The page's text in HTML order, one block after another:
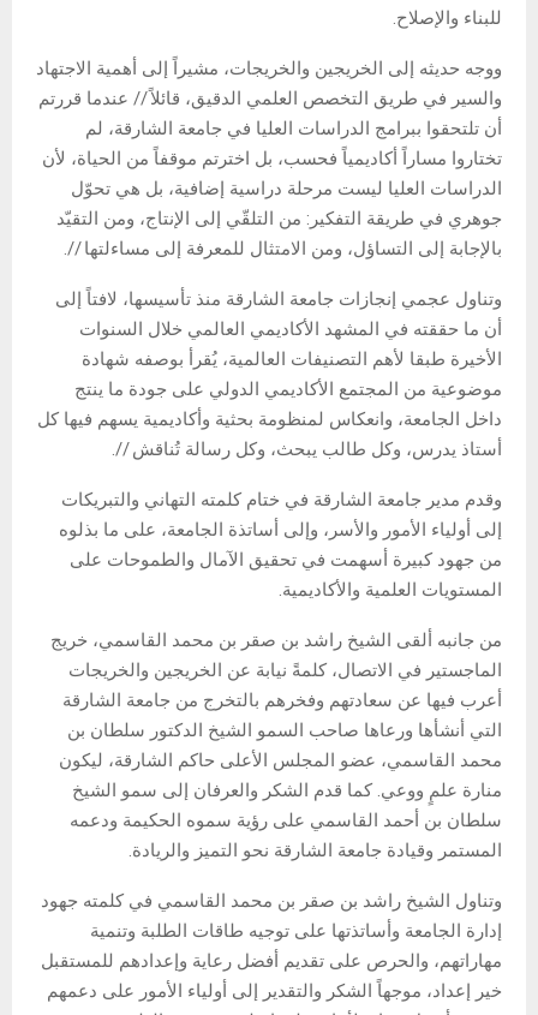
للبناء والإصلاح.
ووجه حديثه إلى الخريجين والخريجات، مشيراً إلى أهمية الاجتهاد
والسير في طريق التخصص العلمي الدقيق، قائلاً // عندما قررتم
أن تلتحقوا ببرامج الدراسات العليا في جامعة الشارقة، لم
تختاروا مساراً أكاديمياً فحسب، بل اخترتم موقفاً من الحياة، لأن
الدراسات العليا ليست مرحلة دراسية إضافية، بل هي تحوّل
جوهري في طريقة التفكير: من التلقّي إلى الإنتاج، ومن التقيّد
بالإجابة إلى التساؤل، ومن الامتثال للمعرفة إلى مساءلتها //.
وتناول عجمي إنجازات جامعة الشارقة منذ تأسيسها، لافتاً إلى
أن ما حققته في المشهد الأكاديمي العالمي خلال السنوات
الأخيرة طبقا لأهم التصنيفات العالمية، يُقرأ بوصفه شهادة
موضوعية من المجتمع الأكاديمي الدولي على جودة ما ينتج
داخل الجامعة، وانعكاس لمنظومة بحثية وأكاديمية يسهم فيها كل
أستاذ يدرس، وكل طالب يبحث، وكل رسالة تُناقش //.
وقدم مدير جامعة الشارقة في ختام كلمته التهاني والتبريكات
إلى أولياء الأمور والأسر، وإلى أساتذة الجامعة، على ما بذلوه
من جهود كبيرة أسهمت في تحقيق الآمال والطموحات على
المستويات العلمية والأكاديمية.
من جانبه ألقى الشيخ راشد بن صقر بن محمد القاسمي، خريج
الماجستير في الاتصال، كلمةً نيابة عن الخريجين والخريجات
أعرب فيها عن سعادتهم وفخرهم بالتخرج من جامعة الشارقة
التي أنشأها ورعاها صاحب السمو الشيخ الدكتور سلطان بن
محمد القاسمي، عضو المجلس الأعلى حاكم الشارقة، ليكون
منارة علمٍ ووعي. كما قدم الشكر والعرفان إلى سمو الشيخ
سلطان بن أحمد القاسمي على رؤية سموه الحكيمة ودعمه
المستمر وقيادة جامعة الشارقة نحو التميز والريادة.
وتناول الشيخ راشد بن صقر بن محمد القاسمي في كلمته جهود
إدارة الجامعة وأساتذتها على توجيه طاقات الطلبة وتنمية
مهاراتهم، والحرص على تقديم أفضل رعاية وإعدادهم للمستقبل
خير إعداد، موجهاً الشكر والتقدير إلى أولياء الأمور على دعمهم